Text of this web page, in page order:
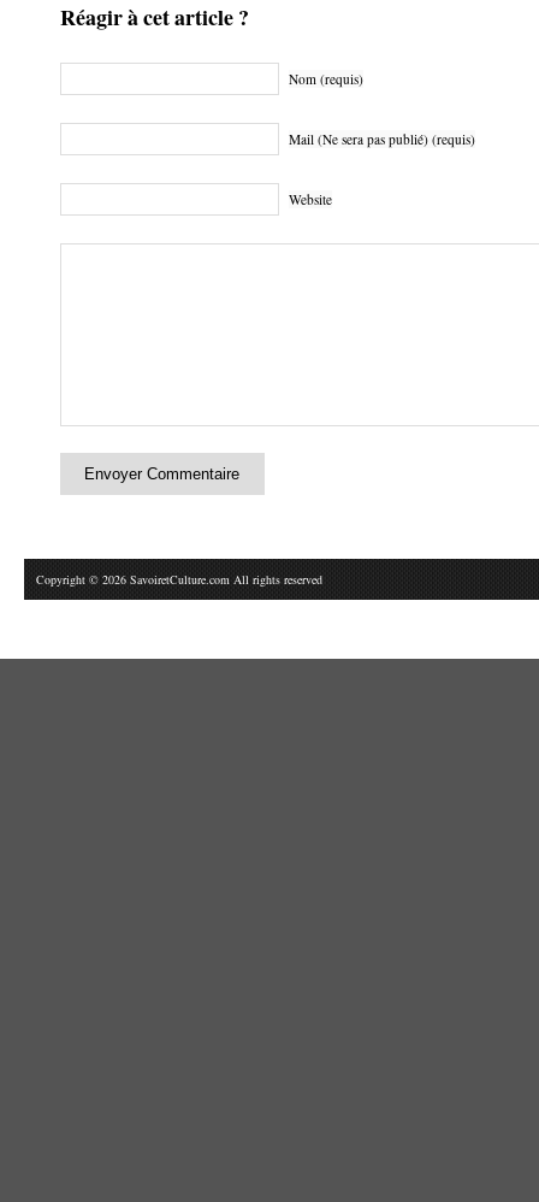
Réagir à cet article ?
Nom (requis)
Mail (Ne sera pas publié) (requis)
Website
Copyright © 2026 SavoiretCulture.com All rights reserved